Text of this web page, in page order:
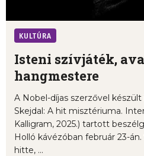
KULTÚRA
Isteni szívjáték,
hangmestere
A Nobel-díjas szerzővel
Skejdal: A hit misztériuma.
Kalligram, 2025.) tartott
Holló kávézóban február 23-
hitte, ...